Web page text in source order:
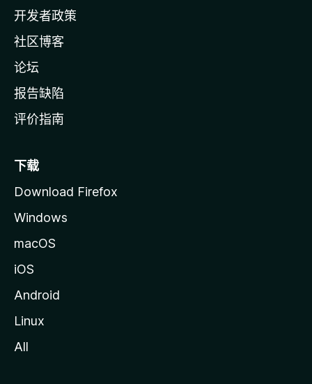
页
开发者政策
社区博客
论坛
报告缺陷
评价指南
下载
Download Firefox
Windows
macOS
iOS
Android
Linux
All